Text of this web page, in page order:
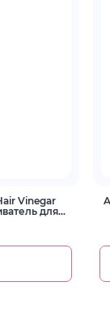
Vinegar
для